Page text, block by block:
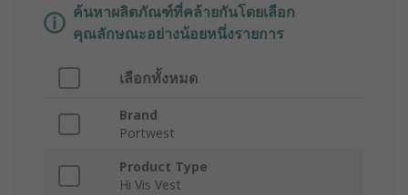
ค้นหาผลิตภัณฑ์ที่คล้ายกันโดยเลือก
คุณลักษณะอย่างน้อยหนึ่งรายการ
เลือกทั้งหมด
Brand
Portwest
Product Type
Hi Vis Vest